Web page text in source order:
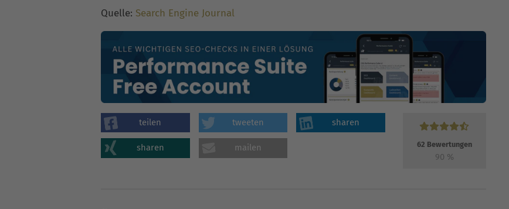
Quelle: Search Engine Journal
teilen tweeten sharen
sharen mailen 62 Bewertungen
90 %